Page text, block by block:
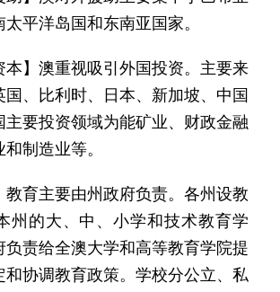
平洋岛国和东南亚国家。
本】澳重视吸引外国投资。主要来
国、比利时、日本、新加坡、中国
主要投资领域为能矿业、财政金融
制造业等。
教育主要由州政府负责。各州设教
州的大、中、小学和技术教育学
负责给全澳大学和高等教育学院提
和协调教育政策。学校分公立、私